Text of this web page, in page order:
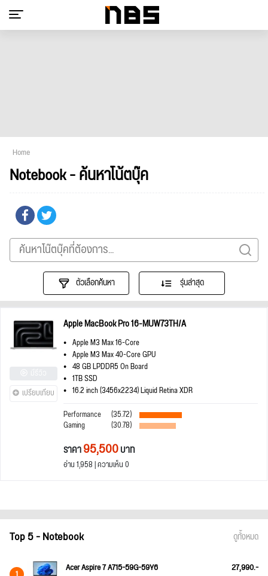
Home
Notebook - ค้นหาโน้ตบุ๊ค
ตัวเลือกค้นหา รุ่นล่าสุด
เปรียบเทียบ
Apple MacBook Pro 16-MUW73TH/A
Apple M3 Max 16-Core
Apple M3 Max 40-Core GPU
48 GB LPDDR5 On Board
1TB SSD
16.2 inch (3456x2234) Liquid Retina XDR
Performance
(35.72)
Gaming (30.78)
ราคา95,500บาท
อ่าน 1,958 | ความเห็น 0
Top 5 - Notebook ดูทั้งหมด
Acer Aspire 7 A715-59G-59Y6 27,990.-